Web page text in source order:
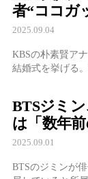
者“ココガ
年愛を実
2025.09.04
KBSの朴素賢ア
結婚式を挙げる
BTSジミ
は「数年
認めつつ
2025.09.01
BTSのジミンが